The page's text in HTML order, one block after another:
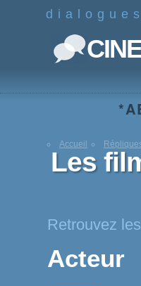
CINE
*A
Accueil
Les
Retrouvez
Acteur